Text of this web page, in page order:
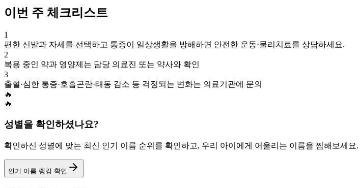
이번 주 체크리스트
1
편한 신발과 자세를 선택하고 통증이 일상생활을 방해하면 안전한 운동·물리치료를 상담하세요.
2
복용 중인 약과 영양제는 담당 의료진 또는 약사와 확인
3
출혈·심한 통증·호흡곤란·태동 감소 등 걱정되는 변화는 의료기관에 문의
🔥
🔥
성별을 확인하셨나요?
확인하신 성별에 맞는 최신 인기 이름 순위를 확인하고, 우리 아이에게 어울리는 이름을 찜해보세요.
인기 이름 랭킹 확인